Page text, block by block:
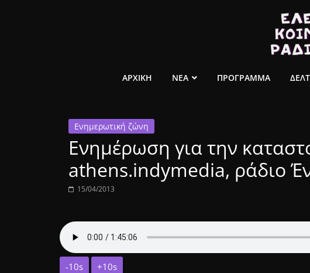
ελεύθερο
κοινωνικό
ραδιόφωνο
1431AM
ΑΡΧΙΚΗ ΝΕΑ ΠΡΟΓΡΑΜΜΑ
Ενημερωτική ζώνη
Ενημέρωση για την
athens.indymedia, ράδιο
15/04/2013
-10s
+10s